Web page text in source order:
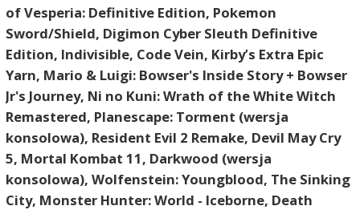
of Vesperia: Definitive Edition, Pokemon
Sword/Shield, Digimon Cyber Sleuth Definitive
Edition, Indivisible, Code Vein, Kirby’s Extra Epic
Yarn, Mario & Luigi: Bowser's Inside Story + Bowser
Jr's Journey, Ni no Kuni: Wrath of the White Witch
Remastered, Planescape: Torment (wersja
konsolowa), Resident Evil 2 Remake, Devil May Cry
5, Mortal Kombat 11, Darkwood (wersja
konsolowa), Wolfenstein: Youngblood, The Sinking
City, Monster Hunter: World - Iceborne, Death